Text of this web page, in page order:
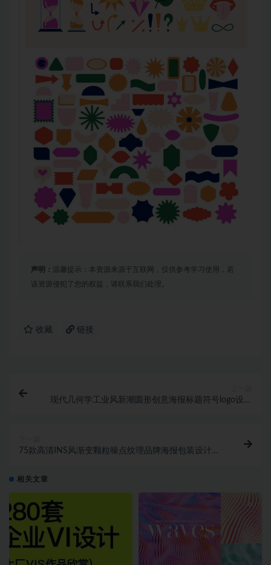
声明： 温馨提示：本资源来源于互联网，仅供参考学习使用，若
该资源侵犯了您的权益，请联系我们处理。
收藏 链接
现代几何学工业风新潮圆形创意海报标题符号logo设计
75款高清INS风渐变颗粒噪点纹理品牌海报包装设计背
相关文章